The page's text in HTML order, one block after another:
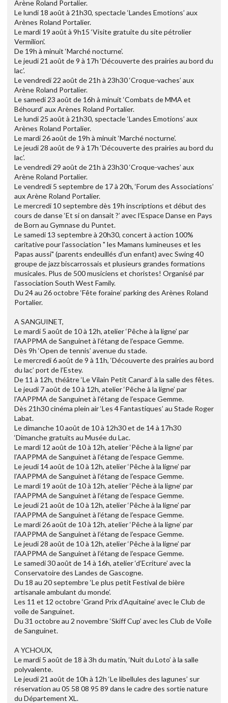
Arène Roland Portalier.
Le lundi 18 août à 21h30, spectacle ‘Landes Emotions’ aux
Arènes Roland Portalier.
Le mardi 19 août à 9h15 ‘Visite gratuite du site pétrolier
Vermilion’.
De 19h à minuit ‘Marché nocturne’.
Le jeudi 21 août de 9 à 17h ‘Découverte des prairies au bord du
lac’.
Le vendredi 22 août de 21h à 23h30 ‘Croque-vaches’ aux
Arène Roland Portalier.
Le samedi 23 août de 16h à minuit ‘Combats de MMA et
Béhourd’ aux Arènes Roland Portalier.
Le lundi 25 août à 21h30, spectacle ‘Landes Emotions’ aux
Arènes Roland Portalier.
Le mardi 26 août de 19h à minuit ‘Marché nocturne’.
Le jeudi 28 août de 9 à 17h ‘Découverte des prairies au bord du
lac’.
Le vendredi 29 août de 21h à 23h30 ‘Croque-vaches’ aux
Arène Roland Portalier.
Le vendredi 5 septembre de 17 à 20h, ‘Forum des Associations’
aux Arène Roland Portalier.
Le mercredi 10 septembre dès 19h inscriptions et début des
cours de danse ‘Et si on dansait ?’ avec l’Espace Danse en Pays
de Born au Gymnase du Puntet.
Le samedi 13 septembre à 20h30, concert à action 100%
caritative pour l'association " les Mamans lumineuses et les
Papas aussi" (parents endeuillés d'un enfant) avec Swing 40
groupe de jazz biscarrossais et plusieurs grandes formations
musicales. Plus de 500 musiciens et choristes! Organisé par
l’association South West Family.
Du 24 au 26 octobre ‘Fête foraine’ parking des Arènes Roland
Portalier.
A SANGUINET,
Le mardi 5 août de 10 à 12h, atelier ‘Pêche à la ligne’ par
l’AAPPMA de Sanguinet à l’étang de l’espace Gemme.
Dès 9h ‘Open de tennis’ avenue du stade.
Le mercredi 6 août de 9 à 11h, ‘Découverte des prairies au bord
du lac’ port de l’Estey.
De 11 à 12h, théâtre ‘Le Vilain Petit Canard’ à la salle des fêtes.
Le jeudi 7 août de 10 à 12h, atelier ‘Pêche à la ligne’ par
l’AAPPMA de Sanguinet à l’étang de l’espace Gemme.
Dès 21h30 cinéma plein air ‘Les 4 Fantastiques’ au Stade Roger
Labat.
Le dimanche 10 août de 10 à 12h30 et de 14 à 17h30
‘Dimanche gratuits au Musée du Lac.
Le mardi 12 août de 10 à 12h, atelier ‘Pêche à la ligne’ par
l’AAPPMA de Sanguinet à l’étang de l’espace Gemme.
Le jeudi 14 août de 10 à 12h, atelier ‘Pêche à la ligne’ par
l’AAPPMA de Sanguinet à l’étang de l’espace Gemme.
Le mardi 19 août de 10 à 12h, atelier ‘Pêche à la ligne’ par
l’AAPPMA de Sanguinet à l’étang de l’espace Gemme.
Le jeudi 21 août de 10 à 12h, atelier ‘Pêche à la ligne’ par
l’AAPPMA de Sanguinet à l’étang de l’espace Gemme.
Le mardi 26 août de 10 à 12h, atelier ‘Pêche à la ligne’ par
l’AAPPMA de Sanguinet à l’étang de l’espace Gemme.
Le jeudi 28 août de 10 à 12h, atelier ‘Pêche à la ligne’ par
l’AAPPMA de Sanguinet à l’étang de l’espace Gemme.
Le samedi 30 août de 14 à 16h, atelier ‘d’Ecriture’ avec la
Conservatoire des Landes de Gascogne.
Du 18 au 20 septembre ‘Le plus petit Festival de bière
artisanale ambulant du monde’.
Les 11 et 12 octobre ‘Grand Prix d’Aquitaine’ avec le Club de
voile de Sanguinet.
Du 31 octobre au 2 novembre ‘Skiff Cup’ avec les Club de Voile
de Sanguinet.
A YCHOUX,
Le mardi 5 août de 18 à 3h du matin, ‘Nuit du Loto’ à la salle
polyvalente.
Le jeudi 21 août de 10h à 12h ‘Le libellules des lagunes’ sur
réservation au 05 58 08 95 89 dans le cadre des sortie nature
du Département XL.